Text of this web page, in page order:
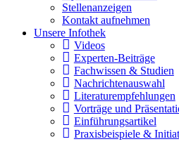
Stellenanzeigen
Kontakt aufnehmen
Unsere Infothek
Videos
Experten-Beiträge
Fachwissen & Studien
Nachrichtenauswahl
Literaturempfehlungen
Vorträge und
Einführungsartikel
Praxisbeispiele &